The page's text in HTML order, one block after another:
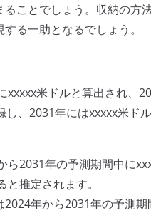
ことでしょう。収納の方
る一助となるでしょう。
米ドルと算出され、
、2031年にはxxxxx米ド
2031年の予測期間中に
推定されます。
年から2031年の予測期